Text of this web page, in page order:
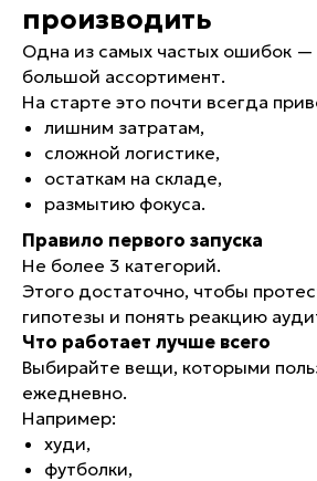
производить
Одна из самых частых ошибок —
большой ассортимент.
На старте это почти всегда
лишним затратам,
сложной логистике,
остаткам на складе,
размытию фокуса.
Правило первого запуска
Не более 3 категорий.
Этого достаточно, чтобы
гипотезы и понять реакцию
Что работает лучше всего
Выбирайте вещи, которыми
ежедневно.
Например:
худи,
футболки,